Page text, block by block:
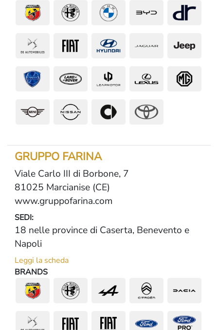
GRUPPO FARINA
Viale Carlo III di Borbone, 7
81025 Marcianise (CE)
www.gruppofarina.com
SEDI:
18 nelle province di Caserta, Benevento e
Napoli
Leggi la scheda
BRANDS